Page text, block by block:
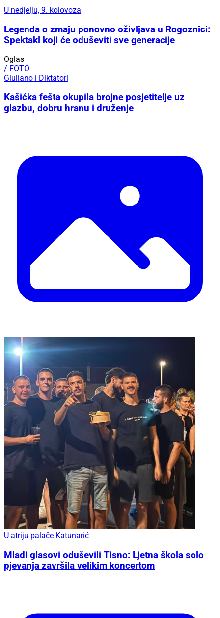
U nedjelju, 9. kolovoza
Legenda o zmaju ponovno oživljava u Rogoznici:
Spektakl koji će oduševiti sve generacije
Oglas
/ FOTO
Giuliano i Diktatori
Kašićka fešta okupila brojne posjetitelje uz
glazbu, dobru hranu i druženje
U atriju palače Katunarić
Mladi glasovi oduševili Tisno: Ljetna škola solo
pjevanja završila velikim koncertom